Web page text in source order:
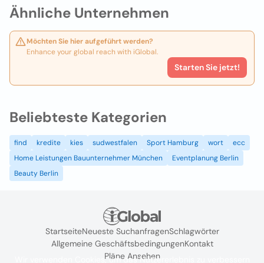
Ähnliche Unternehmen
Möchten Sie hier aufgeführt werden?
Enhance your global reach with iGlobal.
Starten Sie jetzt!
Beliebteste Kategorien
find kredite kies sudwestfalen Sport Hamburg wort
ecc
Home Leistungen Bauunternehmer München
Eventplanung Berlin
Beauty Berlin
StartseiteNeueste SuchanfragenSchlagwörter
Allgemeine GeschäftsbedingungenKontakt
Pläne Ansehen
Wir verwenden Cookies, um das Nutzererlebnis zu verbessern